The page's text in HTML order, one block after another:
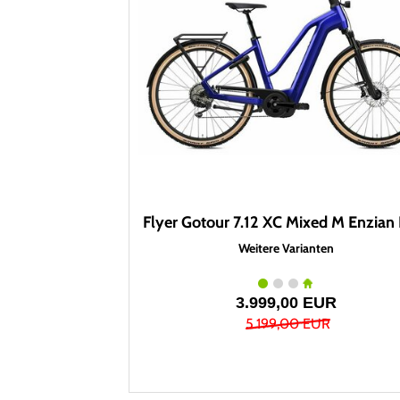
Flyer Gotour 7.12 XC Mixed M Enzian
Weitere Varianten
3.999,00 EUR
5.199,00 EUR